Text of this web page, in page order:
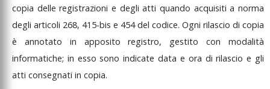
del
preventivo
dei
copia delleregistrazionie degliattiquando acquisitianorma
degli articoli 268, 415-bis e 454del codice. Ogni rilascio di copia
è annotato in appositoregistro, gestitoconmodalità
informatiche; in essosonoindicatedata e ora dirilascioe gli
atti consegnati in copia.